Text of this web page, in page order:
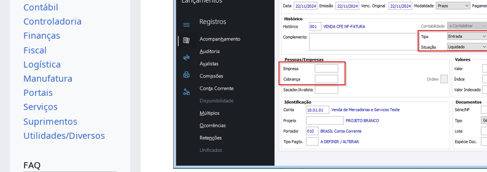
Contábil
Controladoria
Finanças
Fiscal
Logística
Manufatura
Portais
Serviços
Suprimentos
Utilidades/Diversos
FAQ